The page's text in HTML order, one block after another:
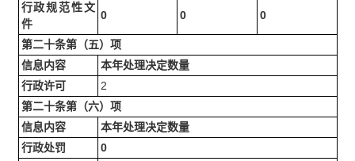
行政规范性文
件
0 0 0
第二十条第（五）项
信息内容
本年处理决定数量
行政许可
2
第二十条第（六）项
信息内容
本年处理决定数量
行政处罚
0